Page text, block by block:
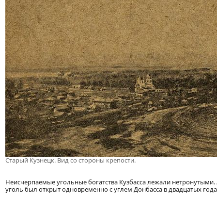
Старый Кузнецк. Вид со стороны крепости.
Неисчерпаемые угольные богатства Кузбасса лежали
уголь был открыт одновременно с углем Донбасса в двадцатых